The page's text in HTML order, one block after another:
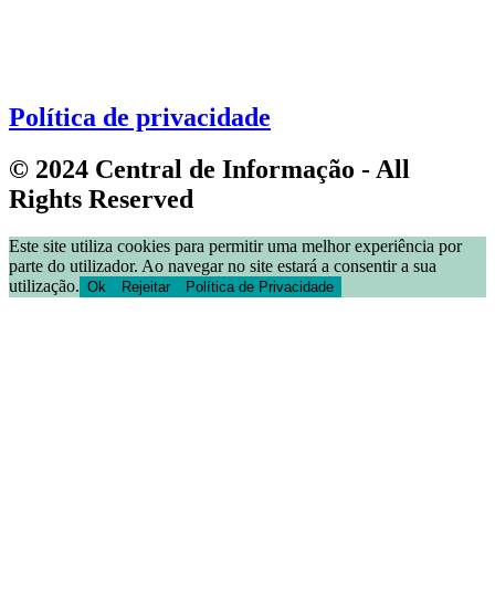
Política de privacidade
© 2024 Central de Informação - All
Rights Reserved
Este site utiliza cookies para permitir uma melhor experiência por
parte do utilizador. Ao navegar no site estará a consentir a sua
utilização. Ok Rejeitar Política de Privacidade